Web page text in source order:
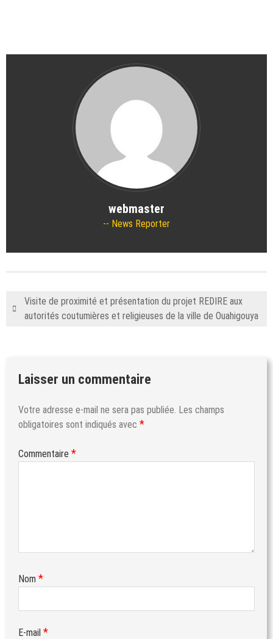
webmaster
News Reporter
Visite de proximité et présentation du projet REDIRE aux
autorités coutumières et religieuses de la ville de Ouahigouya
Laisser un commentaire
Votre adresse e-mail ne sera pas publiée. Les champs
obligatoires sont indiqués avec *
Commentaire *
Nom *
E-mail *